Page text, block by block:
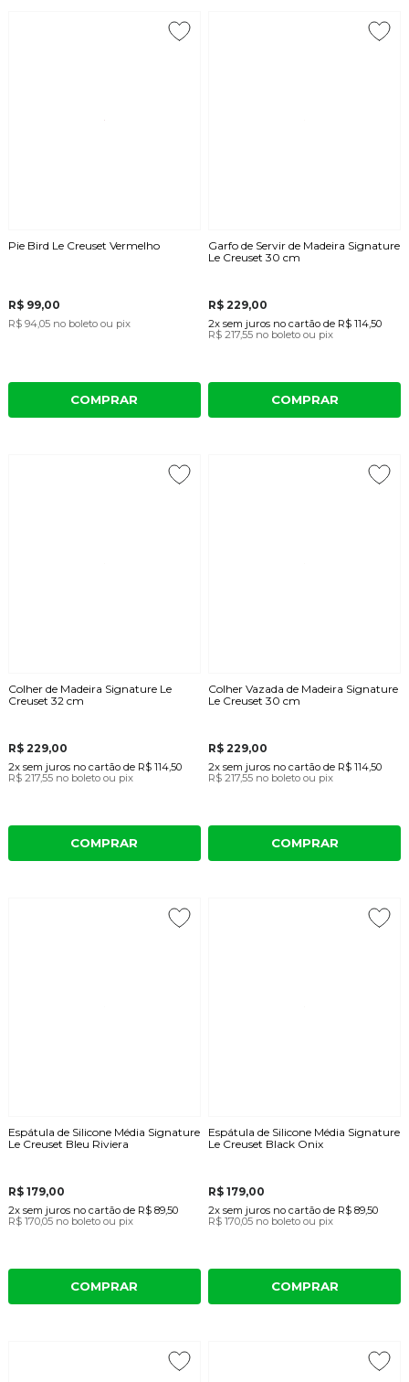
Pie Bird Le Creuset Vermelho
R$ 99,00
R$ 94,05 no boleto ou pix
COMPRAR
Garfo de Servir de Madeira Signature
Le Creuset 30 cm
R$ 229,00
2x sem juros no cartão de R$ 114,50
R$ 217,55 no boleto ou pix
COMPRAR
Colher de Madeira Signature Le
Creuset 32 cm
R$ 229,00
2x sem juros no cartãode R$ 114,50
R$ 217,55 no boleto ou pix
COMPRAR
Colher Vazada de Madeira Signature
Le Creuset 30 cm
R$ 229,00
2x sem juros no cartão de R$ 114,50
R$ 217,55 no boleto ou pix
COMPRAR
Espátula de Silicone Média Signature
Le Creuset Bleu Riviera
R$ 179,00
2x sem juros no cartãode R$ 89,50
R$ 170,05 no boleto ou pix
COMPRAR
Espátula de Silicone Média Signature
Le Creuset Black Onix
R$ 179,00
2x sem juros no cartão de R$ 89,50
R$ 170,05 no boleto ou pix
COMPRAR